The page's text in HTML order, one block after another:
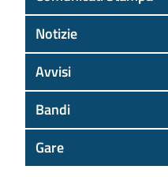
Notizie
Avvisi
Bandi
Gare